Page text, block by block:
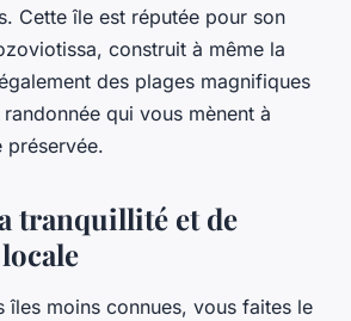
Cette île est réputée pour son
construit à même la
des plages magnifiques
qui vous mènent à
préservée.
tranquillité et de
îles moins connues, vous faites le